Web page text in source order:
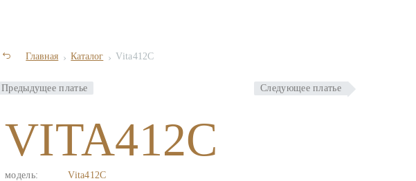
Главная Каталог Vita412C
Предыдущее платье Следующее платье
VITA412C
модель: Vita412C